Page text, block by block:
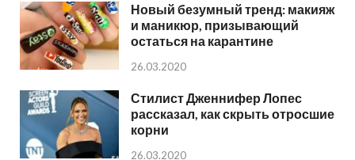
Новый безумный тренд: макияж
и маникюр, призывающий
остаться на карантине
26.03.2020
Стилист Дженнифер Лопес
рассказал, как скрыть отросшие
корни
26.03.2020